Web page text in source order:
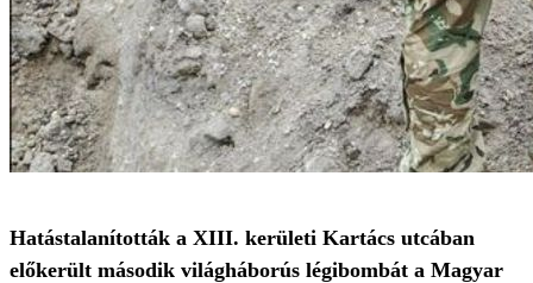
Hatástalanították a XIII. kerületi Kartács utcában
előkerült második világháborús légibombát a Magyar